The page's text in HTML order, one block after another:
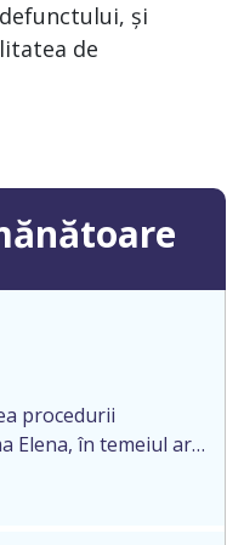
și
de
procedurii
Elena, în temeiul art.
are un interes